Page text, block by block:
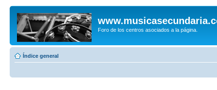
Foro de los centros asociados a la página.
Índice general